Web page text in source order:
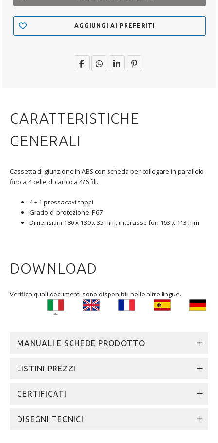
AGGIUNGI AI PREFERITI
CARATTERISTICHE
GENERALI
Cassetta di giunzione in ABS con scheda per collegare in parallelo
fino a 4 celle di carico a 4/6 fili.
4 + 1 pressacavi-tappi
Grado di protezione IP67
Dimensioni 180 x 130 x 35 mm; interasse fori 163 x 113 mm
DOWNLOAD
Verifica quali documenti sono disponibili nelle altre lingue.
MANUALI E SCHEDE PRODOTTO
LISTINI PREZZI
CERTIFICATI
DISEGNI TECNICI